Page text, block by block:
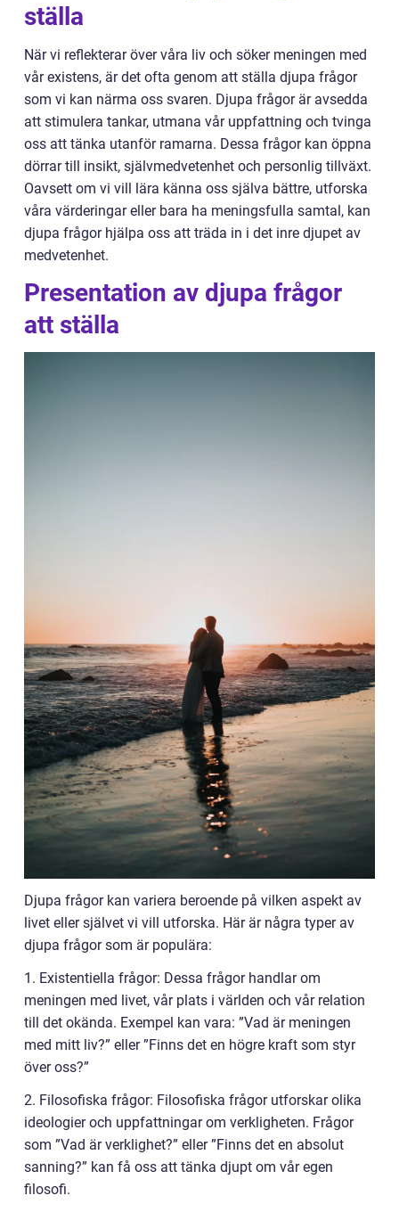
ställa
När vi reflekterar över våra liv och söker meningen med
vår existens, är det ofta genom att ställa djupa frågor
som vi kan närma oss svaren. Djupa frågor är avsedda
att stimulera tankar, utmana vår uppfattning och tvinga
oss att tänka utanför ramarna. Dessa frågor kan öppna
dörrar till insikt, självmedvetenhet och personlig tillväxt.
Oavsett om vi vill lära känna oss själva bättre, utforska
våra värderingar eller bara ha meningsfulla samtal, kan
djupa frågor hjälpa oss att träda in i det inre djupet av
medvetenhet.
Presentation av djupa frågor
att ställa
Djupa frågor kan variera beroende på vilken aspekt av
livet eller självet vi vill utforska. Här är några typer av
djupa frågor som är populära:
1. Existentiella frågor: Dessa frågor handlar om
meningen med livet, vår plats i världen och vår relation
till det okända. Exempel kan vara: ”Vad är meningen
med mitt liv?” eller ”Finns det en högre kraft som styr
över oss?”
2. Filosofiska frågor: Filosofiska frågor utforskar olika
ideologier och uppfattningar om verkligheten. Frågor
som ”Vad är verklighet?” eller ”Finns det en absolut
sanning?” kan få oss att tänka djupt om vår egen
filosofi.